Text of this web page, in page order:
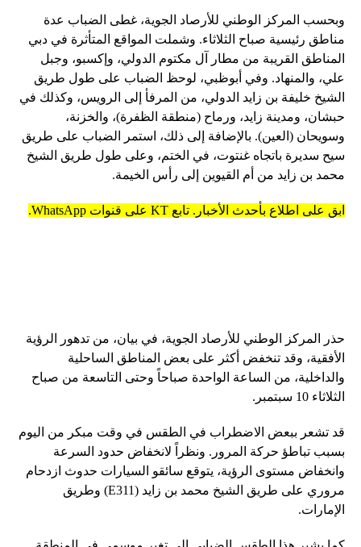
وبحسب المركز الوطني للأرصاد الجوية، غطى الضباب عدة
مناطق رئيسية صباح الثلاثاء. وشملت المواقع المتأثرة في دبي
المناطق القريبة من مطار آل مكتوم الدولي، وإكسبو، وجبل
علي، والمنهاد. وفي أبوظبي، لوحظ الضباب على طول طريق
الشيخ خليفة بن زايد الدولي، من المرفأ إلى الرويس، وكذلك في
حبشان، ومدينة زايد، ورماح (منطقة الظفرة)، والخزنة،
وسويحان (العين). بالإضافة إلى ذلك، استمر الضباب على طريق
سيح سديرة باتجاه غنتوت، في الختم، وعلى طول طريق الشيخ
محمد بن زايد من أم القيوين إلى رأس الخيمة.
ابق على اطلاع بأحدث الأخبار. تابع KT على قنوات WhatsApp.
حذر المركز الوطني للأرصاد الجوية، في بيان، من تدهور الرؤية
الأفقية، وقد تنخفض أكثر على بعض المناطق الساحلية
والداخلية، من الساعة الواحدة صباحاً وحتى التاسعة من صباح
الثلاثاء 10 سبتمبر.
قد تشعر ببعض الاضطراب في الطقس في وقت مبكر من اليوم
بسبب تباطؤ حركة المرور. ونظراً لانخفاض حدود السرعة
وانخفاض مستوى الرؤية، يتوقع سائقو السيارات حدوث ازدحام
مروري على طريق الشيخ محمد بن زايد (E311) وطريق
الإمارات.